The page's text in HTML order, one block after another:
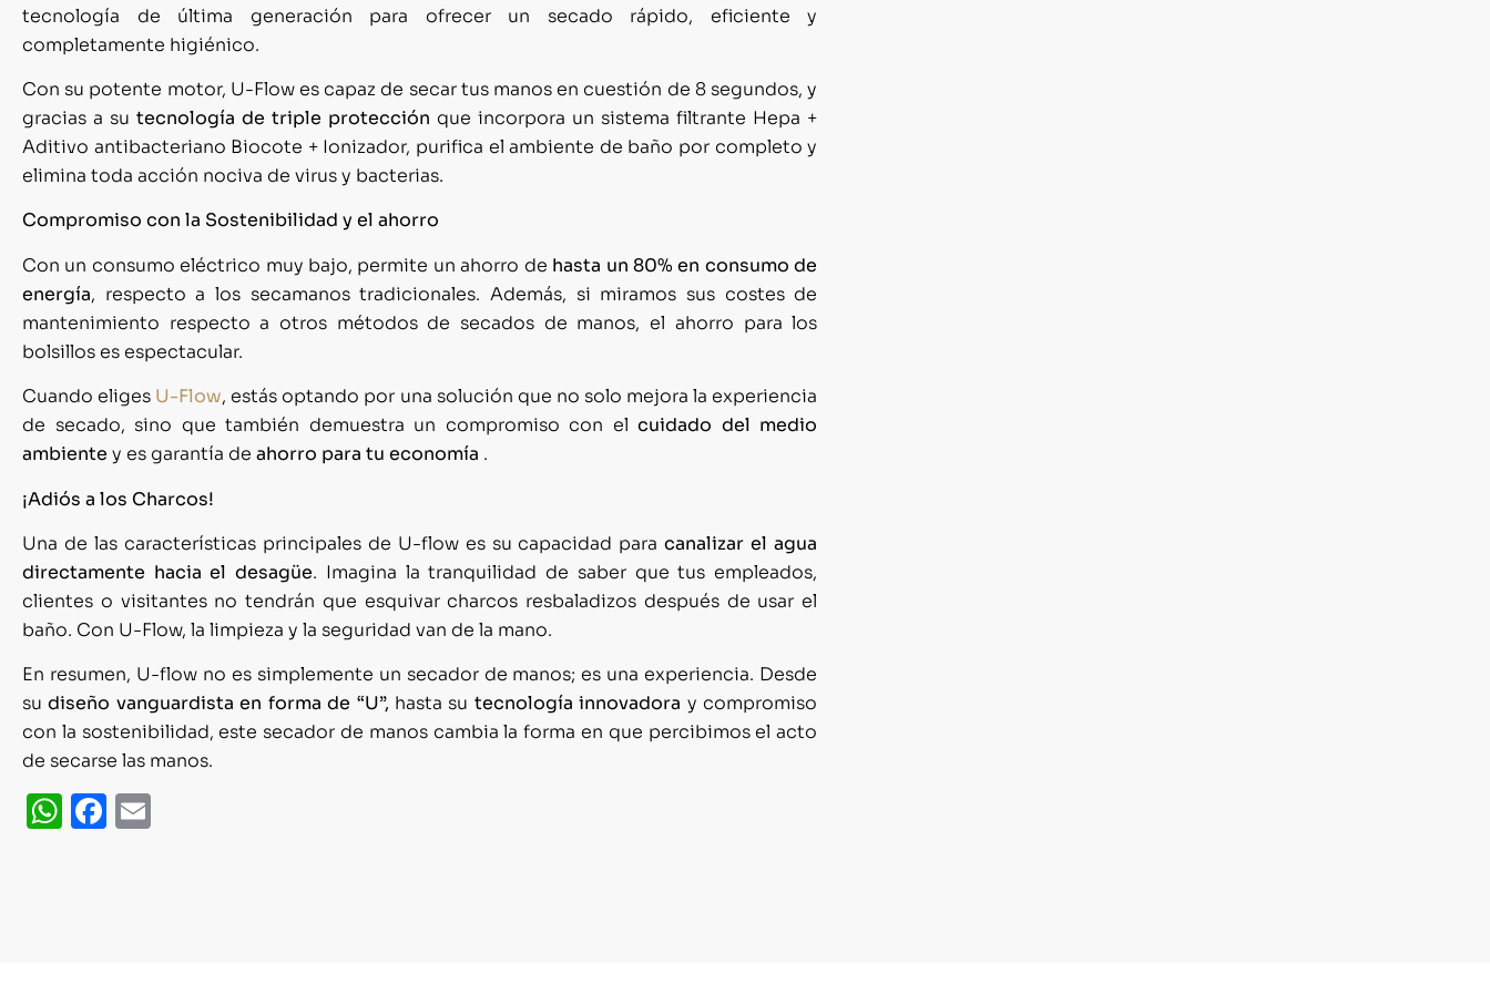
tecnología de última generación para ofrecer un secado rápido, eficiente y
completamente higiénico.
Con su potente motor, U-Flow es capaz de secar tus manos en cuestión de 8 segundos, y
gracias a sutecnología de triple protecciónque incorpora un sistema filtrante Hepa +
Aditivo antibacteriano Biocote + Ionizador, purifica el ambiente de baño por completo y
elimina toda acción nociva de virus y bacterias.
Compromiso con la Sostenibilidad y el ahorro
Con un consumo eléctrico muy bajo, permite un ahorro de hasta un 80% en consumo de
energía, respecto a los secamanos tradicionales. Además, si miramos sus costes de
mantenimiento respecto a otros métodos de secados de manos, el ahorro para los
bolsillos es espectacular.
Cuando eliges U-Flow, estás optando por una solución que no solo mejora la experiencia
de secado, sino que también demuestra un compromiso con elcuidado del medio
ambiente y es garantía de ahorro para tu economía .
¡Adiós a los Charcos!
Una de las características principales de U-flow es su capacidad paracanalizar el agua
directamente hacia el desagüe. Imagina la tranquilidad de saber que tus empleados,
clientes o visitantes no tendrán que esquivar charcos resbaladizos después de usar el
baño. Con U-Flow, la limpieza y la seguridad van de la mano.
En resumen, U-flow no es simplemente un secador de manos; es una experiencia. Desde
sudiseño vanguardista en forma de “U”, hasta su tecnología innovadora y compromiso
con la sostenibilidad, este secador de manos cambia la forma en que percibimos el acto
de secarse las manos.
WhatsApp
Facebook